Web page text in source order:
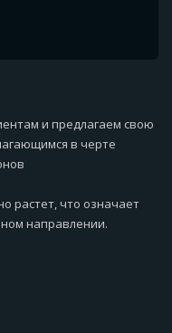
и предлагаем свою
в черте
растет, что означает
направлении.